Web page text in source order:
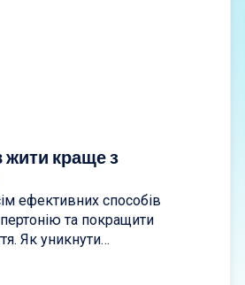
жити краще з
ефективних способів
та покращити
Як уникнути
своє серце